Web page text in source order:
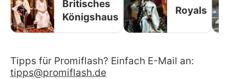
Britisches
Königshaus
Royals
Tipps für Promiflash? Einfach E-Mail an:
tipps@promiflash.de